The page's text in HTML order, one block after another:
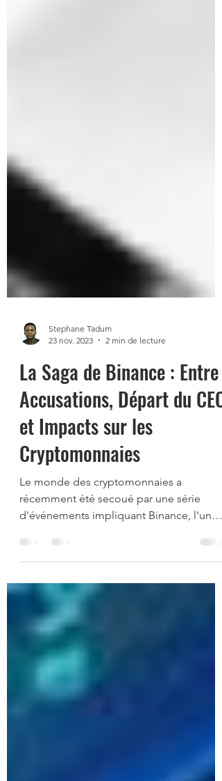
23 nov. 2023
2 min de lecture
La Saga de Binance : Entre
Accusations, Départ du CEO
et Impacts sur les
Cryptomonnaies
Le monde des cryptomonnaies a
d'événements impliquant Binance, l'une
des plus grandes plateformes...